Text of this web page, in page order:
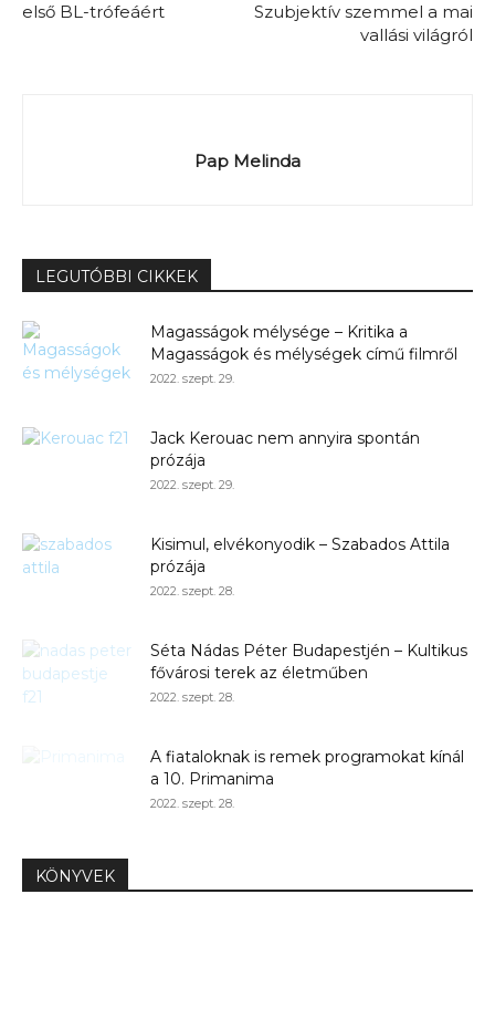
első BL-trófeáért
Szubjektív szemmel a mai
vallási világról
Pap Melinda
LEGUTÓBBI CIKKEK
Magasságok mélysége – Kritika a
Magasságok és mélységek című filmről
2022. szept. 29.
Jack Kerouac nem annyira spontán
prózája
2022. szept. 29.
Kisimul, elvékonyodik – Szabados Attila
prózája
2022. szept. 28.
Séta Nádas Péter Budapestjén – Kultikus
fővárosi terek az életműben
2022. szept. 28.
A fiataloknak is remek programokat kínál
a 10. Primanima
2022. szept. 28.
KÖNYVEK